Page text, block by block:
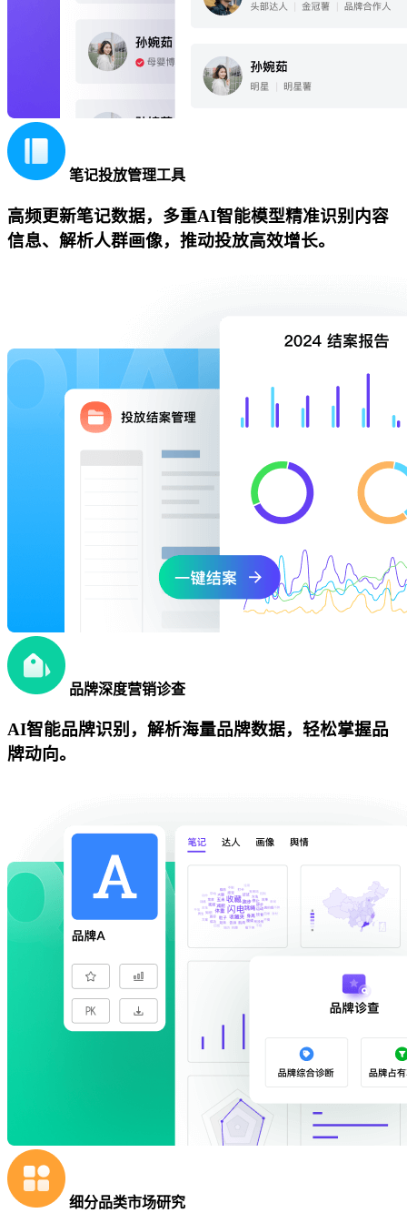
笔记投放管理工具
高频更新笔记数据，多重AI智能模型精准识别内容
信息、解析人群画像，推动投放高效增长。
品牌深度营销诊查
AI智能品牌识别，解析海量品牌数据，轻松掌握品
牌动向。
细分品类市场研究